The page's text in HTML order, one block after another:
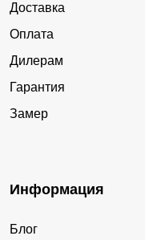
Доставка
Оплата
Дилерам
Гарантия
Замер
Информация
Блог